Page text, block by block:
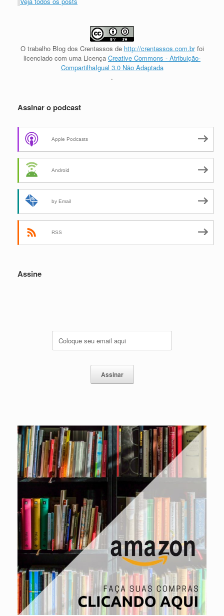
O trabalho Blog dos Crentassos de http://crentassos.com.brfoi
licenciado com uma Licença Creative Commons - Atribuição-
CompartilhaIgual 3.0 Não Adaptada
.
Assinar o podcast
Apple Podcasts
Android
by Email
RSS
Assine